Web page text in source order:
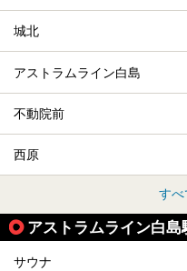
城北
アストラムライン白島
不動院前
西原
すべ
アストラムライン白
サウナ